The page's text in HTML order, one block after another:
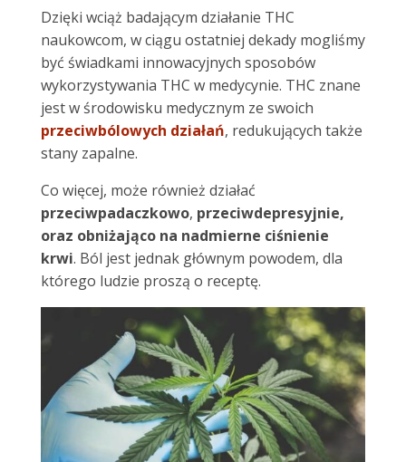
Dzięki wciąż badającym działanie THC
naukowcom, w ciągu ostatniej dekady mogliśmy
być świadkami innowacyjnych sposobów
wykorzystywania THC w medycynie. THC znane
jest w środowisku medycznym ze swoich
przeciwbólowych działań, redukujących także
stany zapalne.
Co więcej, może również działać
przeciwpadaczkowo, przeciwdepresyjnie,
oraz obniżająco na nadmierne ciśnienie
krwi. Ból jest jednak głównym powodem, dla
którego ludzie proszą o receptę.